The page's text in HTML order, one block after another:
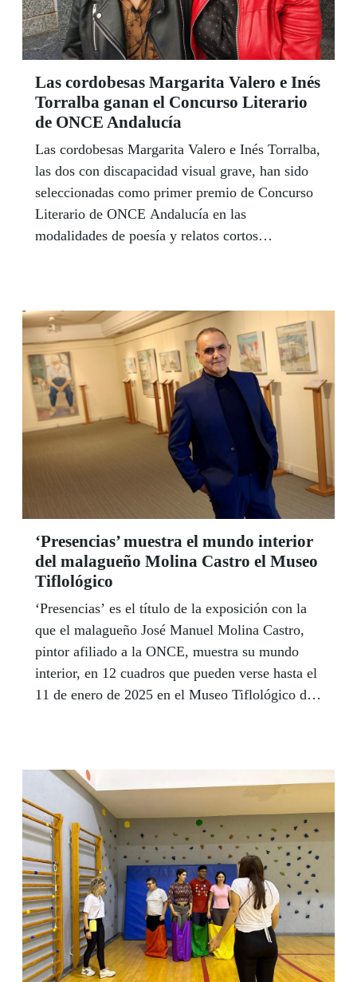
Las cordobesas Margarita Valero e Inés
Torralba ganan el Concurso Literario
de ONCE Andalucía
Las cordobesas Margarita Valero e Inés Torralba,
las dos con discapacidad visual grave, han sido
seleccionadas como primer premio de Concurso
Literario de ONCE Andalucía en las
modalidades de poesía y relatos cortos
‘Presencias’ muestra el mundo interior
del malagueño Molina Castro el Museo
Tiflológico
‘Presencias’ es el título de la exposición con la
que el malagueño José Manuel Molina Castro,
pintor afiliado a la ONCE, muestra su mundo
interior, en 12 cuadros que pueden verse hasta el
11 de enero de 2025 en el Museo Tiflológico de
domingos y festivos nacionales, de la
Comunidad de Madrid y de Madrid capital. El
próximo año expondrá su obra en el principado
de Mónaco y Berlín.